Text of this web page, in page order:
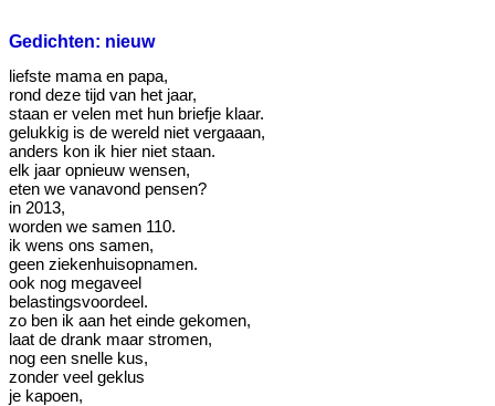
Gedichten: nieuw
liefste mama en papa,
rond deze tijd van het jaar,
staan er velen met hun briefje klaar.
gelukkig is de wereld niet vergaaan,
anders kon ik hier niet staan.
elk jaar opnieuw wensen,
eten we vanavond pensen?
in 2013,
worden we samen 110.
ik wens ons samen,
geen ziekenhuisopnamen.
ook nog megaveel
belastingsvoordeel.
zo ben ik aan het einde gekomen,
laat de drank maar stromen,
nog een snelle kus,
zonder veel geklus
je kapoen,